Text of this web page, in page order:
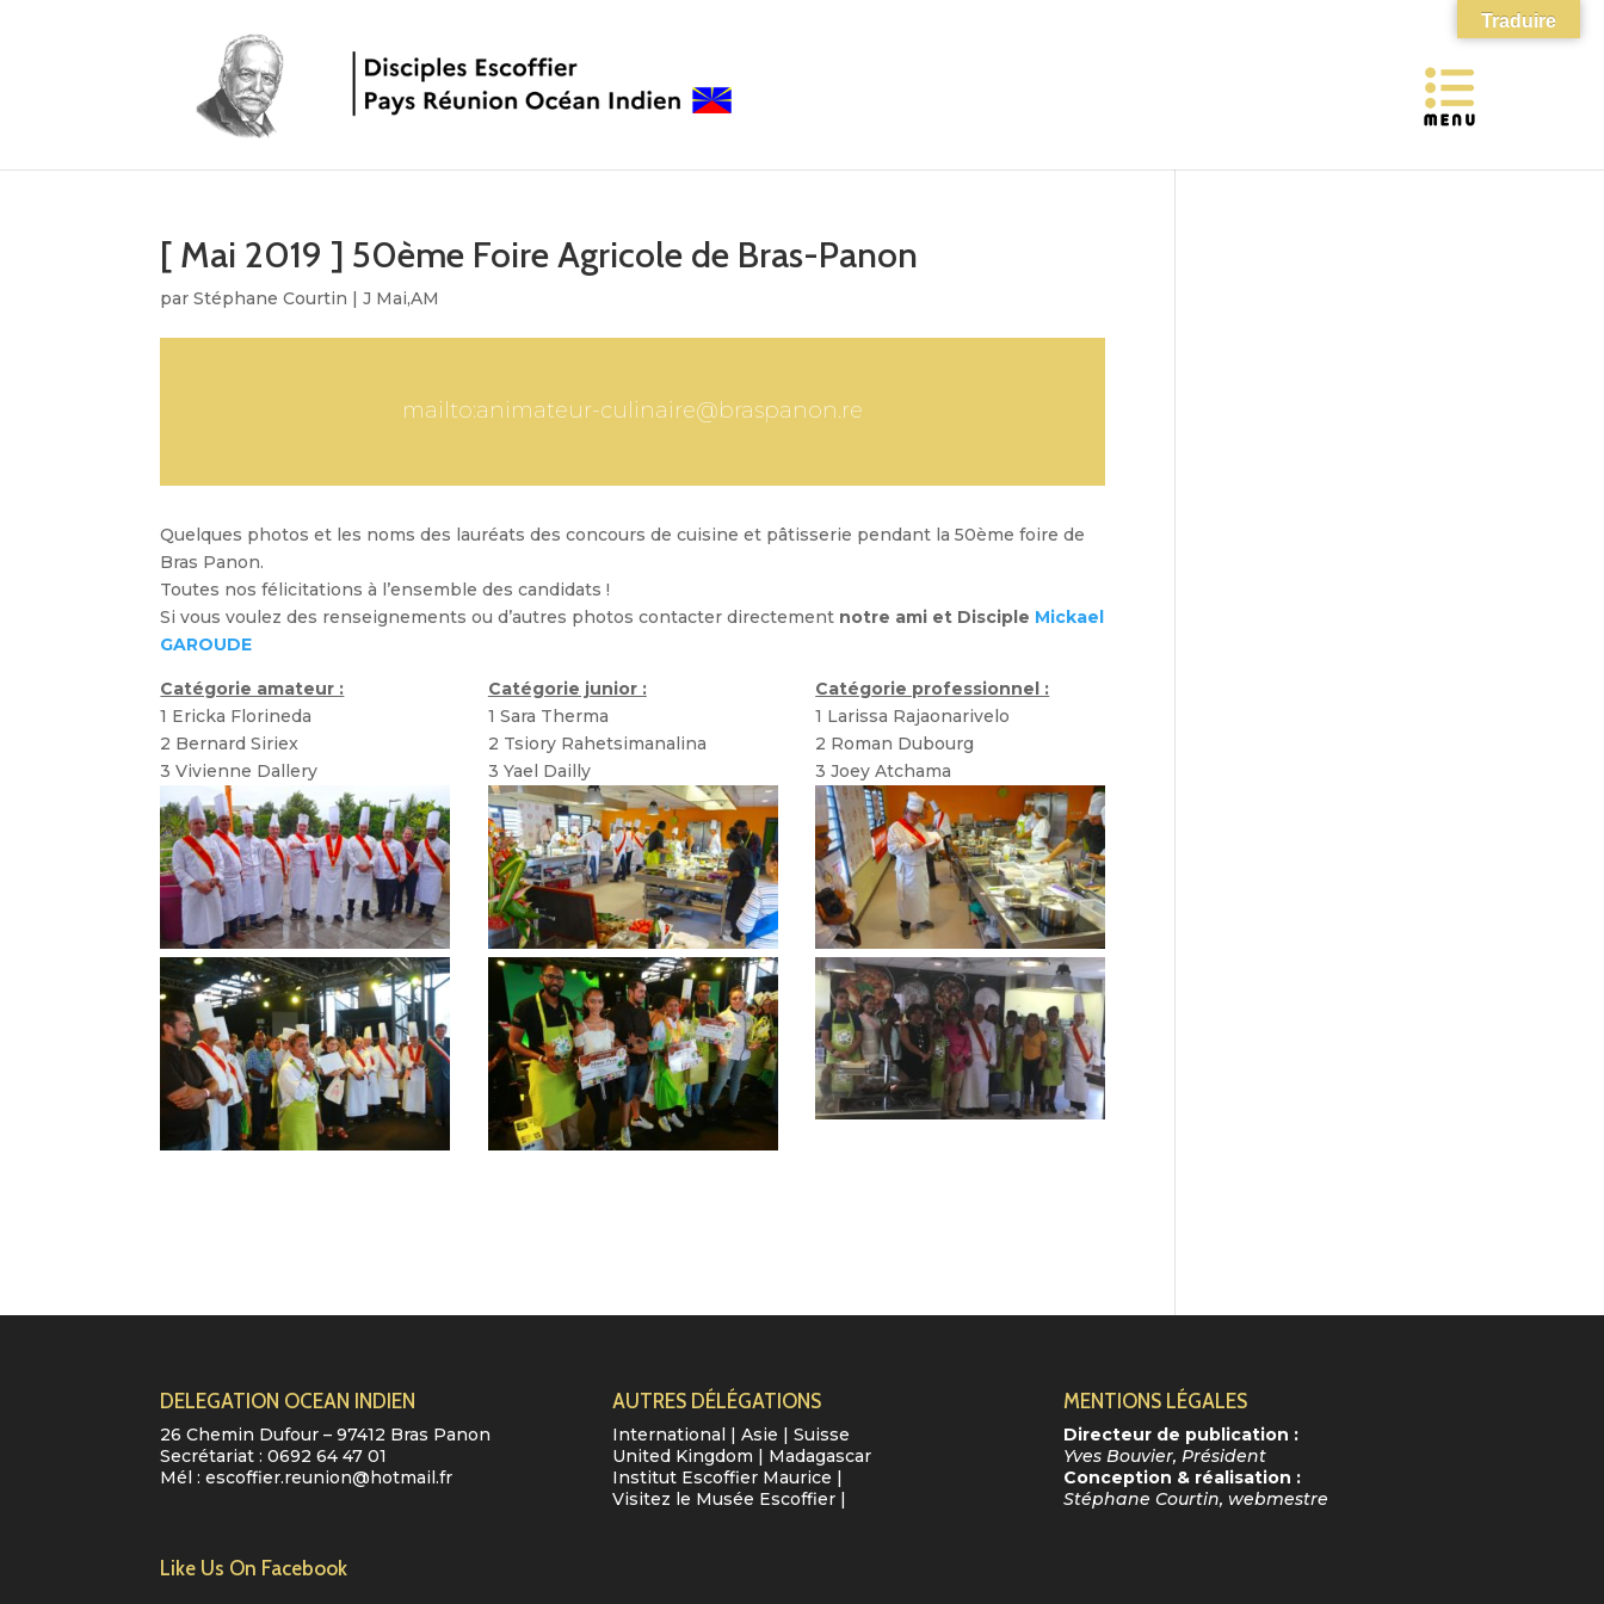
[ Mai 2019 ] 50ème Foire Agricole de Bras-Panon
parStéphane Courtin |J Mai,AM
mailto:animateur-culinaire@braspanon.re
Quelques photos et les noms des lauréats des concours de cuisine et pâtisserie pendant la 50ème foire de
Bras Panon.
Toutes nos félicitations à l’ensemble des candidats !
Si vous voulez des renseignements ou d’autres photos contacter directement notre ami et Disciple Mickael
GAROUDE
Catégorie amateur :
1 Ericka Florineda
2 Bernard Siriex
3 Vivienne Dallery
Catégorie junior :
1 Sara Therma
2 Tsiory Rahetsimanalina
3 Yael Dailly
Catégorie professionnel :
1 Larissa Rajaonarivelo
2 Roman Dubourg
3 Joey Atchama
DELEGATION OCEAN INDIEN
26 Chemin Dufour – 97412 Bras Panon
Secrétariat :0692 64 47 01
Mél :escoffier.reunion@hotmail.fr
Like Us On Facebook
AUTRES DÉLÉGATIONS
International | Asie | Suisse
United Kingdom | Madagascar
Institut Escoffier Maurice |
Visitez le Musée Escoffier|
MENTIONS LÉGALES
Directeur de publication :
Yves Bouvier, Président
Conception & réalisation :
Stéphane Courtin, webmestre
Traduire